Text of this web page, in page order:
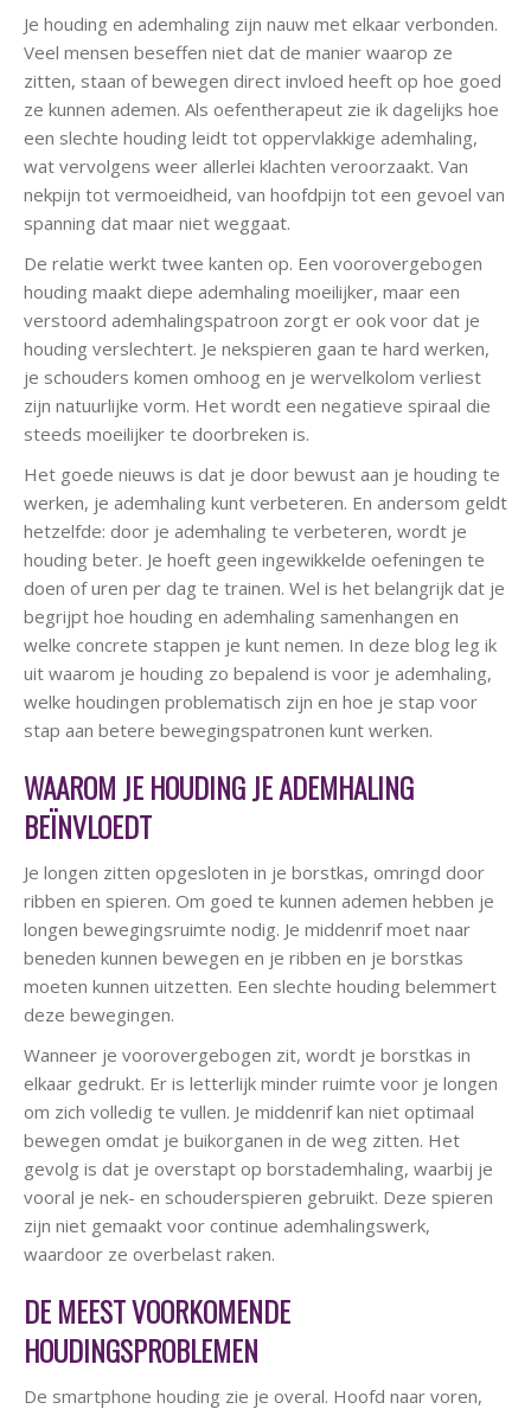
Je houding en ademhaling zijn nauw met elkaar verbonden.
Veel mensen beseffen niet dat de manier waarop ze
zitten, staan of bewegen direct invloed heeft op hoe goed
ze kunnen ademen. Als oefentherapeut zie ik dagelijks hoe
een slechte houding leidt tot oppervlakkige ademhaling,
wat vervolgens weer allerlei klachten veroorzaakt. Van
nekpijn tot vermoeidheid, van hoofdpijn tot een gevoel van
spanning dat maar niet weggaat.
De relatie werkt twee kanten op. Een voorovergebogen
houding maakt diepe ademhaling moeilijker, maar een
verstoord ademhalingspatroon zorgt er ook voor dat je
houding verslechtert. Je nekspieren gaan te hard werken,
je schouders komen omhoog en je wervelkolom verliest
zijn natuurlijke vorm. Het wordt een negatieve spiraal die
steeds moeilijker te doorbreken is.
Het goede nieuws is dat je door bewust aan je houding te
werken, je ademhaling kunt verbeteren. En andersom geldt
hetzelfde: door je ademhaling te verbeteren, wordt je
houding beter. Je hoeft geen ingewikkelde oefeningen te
doen of uren per dag te trainen. Wel is het belangrijk dat je
begrijpt hoe houding en ademhaling samenhangen en
welke concrete stappen je kunt nemen. In deze blog leg ik
uit waarom je houding zo bepalend is voor je ademhaling,
welke houdingen problematisch zijn en hoe je stap voor
stap aan betere bewegingspatronen kunt werken.
WAAROM JE HOUDING JE ADEMHALING
BEÏNVLOEDT
Je longen zitten opgesloten in je borstkas, omringd door
ribben en spieren. Om goed te kunnen ademen hebben je
longen bewegingsruimte nodig. Je middenrif moet naar
beneden kunnen bewegen en je ribben en je borstkas
moeten kunnen uitzetten. Een slechte houding belemmert
deze bewegingen.
Wanneer je voorovergebogen zit, wordt je borstkas in
elkaar gedrukt. Er is letterlijk minder ruimte voor je longen
om zich volledig te vullen. Je middenrif kan niet optimaal
bewegen omdat je buikorganen in de weg zitten. Het
gevolg is dat je overstapt op borstademhaling, waarbij je
vooral je nek- en schouderspieren gebruikt. Deze spieren
zijn niet gemaakt voor continue ademhalingswerk,
waardoor ze overbelast raken.
DE MEEST VOORKOMENDE
HOUDINGSPROBLEMEN
De smartphone houding zie je overal. Hoofd naar voren,